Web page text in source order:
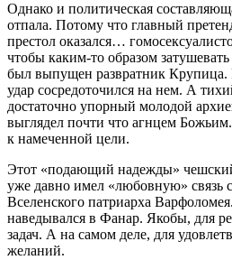
Однако и политическая
отпала. Потому что главный
престол оказался…
чтобы каким-то образом
был выпущен развратник Крупица.
удар сосредоточился на нем. А
достаточно упорный молодой
выглядел почти что агнцем
к намеченной цели.
Этот «подающий надежды»
уже давно имел «любовную»
Вселенского патриарха
наведывался в Фанар. Якобы, для
задач. А на самом деле, для
желаний.